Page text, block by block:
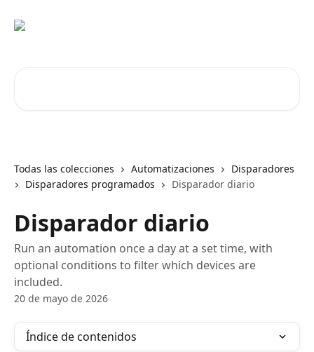
Todas las colecciones Automatizaciones
Disparadores
Disparadores programados
Disparador diario
Disparador diario
Run an automation once a day at a set time, with
optional conditions to filter which devices are
included.
20 de mayo de 2026
Índice de contenidos